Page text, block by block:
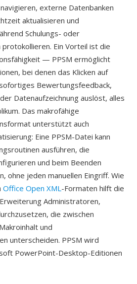
externe Datenbanken
aktualisieren und
Schulungs- oder
Ein Vorteil ist die
— PPSM ermöglicht
bei denen das Klicken auf
Bewertungsfeedback,
Datenaufzeichnung auslöst, alles
Das makrofähige
unterstützt auch
Eine PPSM-Datei kann
ausführen, die
und beim Beenden
ohne jeden manuellen Eingriff. Wie
Office Open XML-Formaten hilft die
Administratoren,
die zwischen
und
unterscheiden. PPSM wird
PowerPoint-Desktop-Editionen